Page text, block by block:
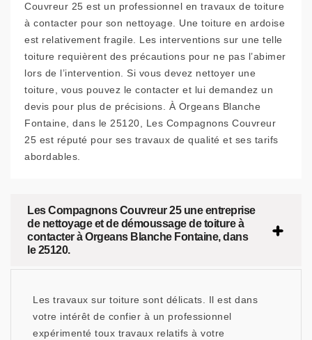
Couvreur 25 est un professionnel en travaux de toiture
à contacter pour son nettoyage. Une toiture en ardoise
est relativement fragile. Les interventions sur une telle
toiture requièrent des précautions pour ne pas l’abimer
lors de l’intervention. Si vous devez nettoyer une
toiture, vous pouvez le contacter et lui demandez un
devis pour plus de précisions. À Orgeans Blanche
Fontaine, dans le 25120, Les Compagnons Couvreur
25 est réputé pour ses travaux de qualité et ses tarifs
abordables.
Les Compagnons Couvreur 25 une entreprise
de nettoyage et de démoussage de toiture à
contacter à Orgeans Blanche Fontaine, dans
le 25120.
Les travaux sur toiture sont délicats. Il est dans
votre intérêt de confier à un professionnel
expérimenté toux travaux relatifs à votre